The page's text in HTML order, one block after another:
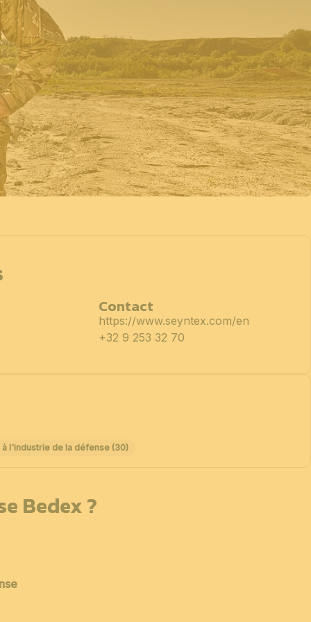
Contact
https://www.seyntex.com/en
+32 9 253 32 70
l'industrie de la défense (30)
Bedex ?